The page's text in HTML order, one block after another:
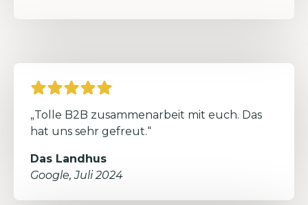
„Tolle B2B zusammenarbeit mit euch. Das
hat uns sehr gefreut.“
Das Landhus
Google, Juli 2024